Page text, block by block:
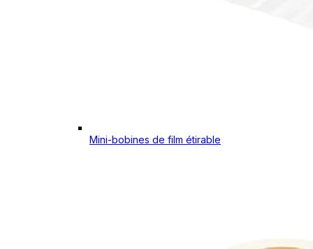
Mini-bobines de film étirable